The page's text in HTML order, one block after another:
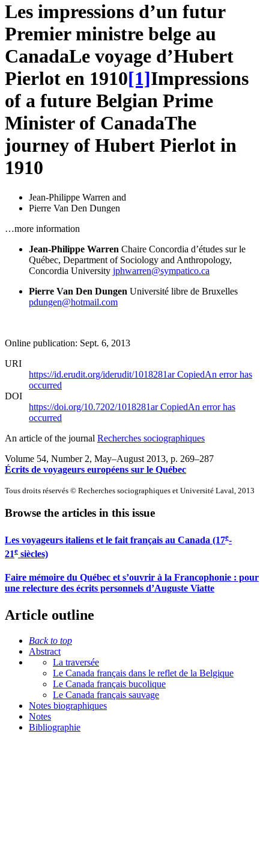
Les impressions d’un futur
Premier ministre belge au
CanadaLe voyage d’Hubert
Pierlot en 1910[1]Impressions
of a future Belgian Prime
Minister of CanadaThe
journey of Hubert Pierlot in
1910
Jean-Philippe Warren and
Pierre Van Den Dungen
…more information
Jean-Philippe Warren Chaire Concordia d’études sur le
Québec, Department of Sociology and Anthropology,
Concordia University jphwarren@sympatico.ca
Pierre Van Den Dungen Université libre de Bruxelles
pdungen@hotmail.com
Online publication: Sept. 6, 2013
URI
https://id.erudit.org/iderudit/1018281arCopiedAn error has
occurred
DOI
https://doi.org/10.7202/1018281arCopiedAn error has
occurred
An article of the journal Recherches sociographiques
Volume 54, Number 2, May–August 2013, p. 269–287
Écrits de voyageurs européens sur le Québec
Tous droits réservés © Recherches sociographiques et Université Laval, 2013
Browse the articles in this issue
Les voyageurs italiens et le fait français au Canada (17e-
21e siècles)
Faire mémoire du Québec et s’ouvrir à la Francophonie : pour
une relecture des écrits personnels d’Auguste Viatte
Article outline
Back to top
Abstract
La traversée
Le Canada français dans le reflet de la Belgique
Le Canada français bucolique
Le Canada français sauvage
Notes biographiques
Notes
Bibliographie